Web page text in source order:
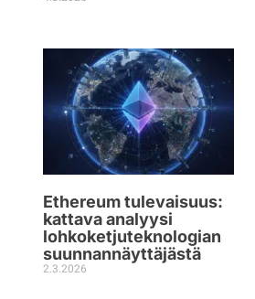
Ethereum tulevaisuus:
kattava analyysi
lohkoketjuteknologian
suunnannäyttäjästä
2.3.2026